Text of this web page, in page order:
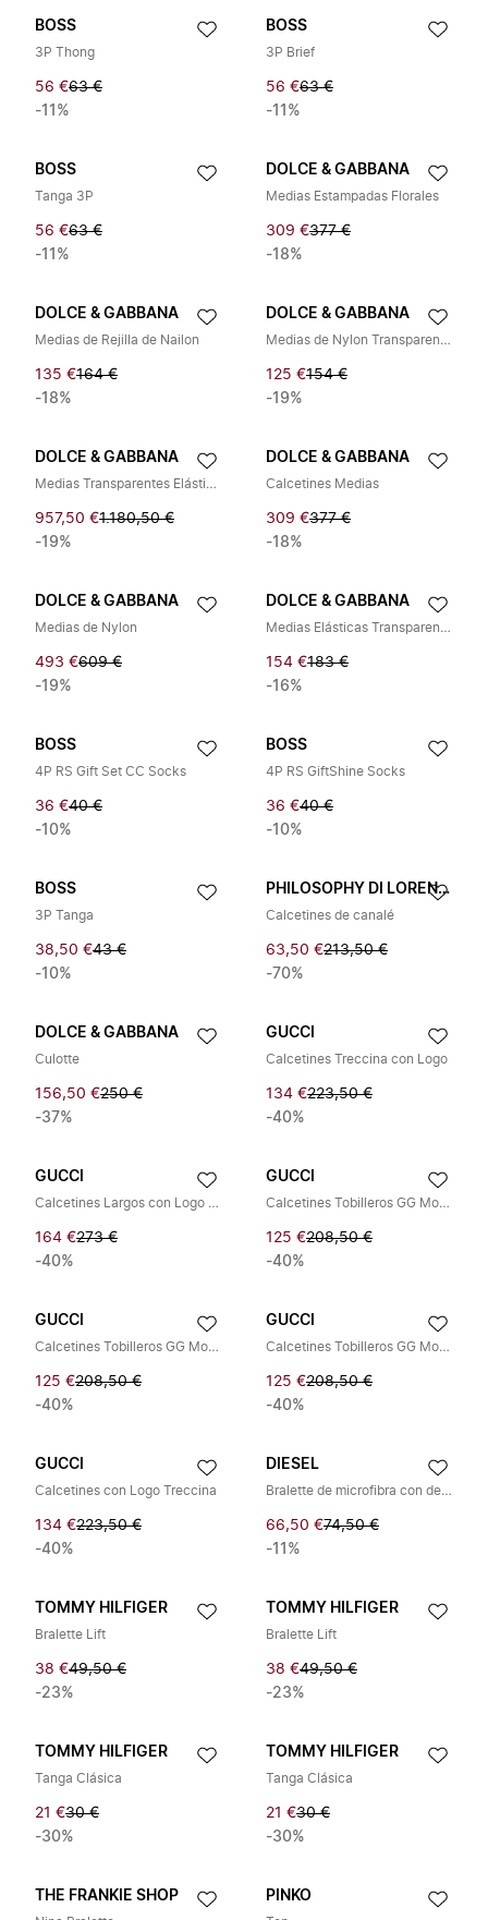
BOSS
3P Thong
56 €63 €
-11%
BOSS
3P Brief
56 €63 €
-11%
BOSS
Tanga 3P
56 €63 €
-11%
DOLCE & GABBANA
Medias Estampadas Florales
309 €377 €
-18%
DOLCE & GABBANA
Medias de Rejilla de Nailon
135 €164 €
-18%
DOLCE & GABBANA
Medias de Nylon Transparentes
125 €154 €
-19%
DOLCE & GABBANA
Medias Transparentes Elásticas
957,50 €1.180,50 €
-19%
DOLCE & GABBANA
Calcetines Medias
309 €377 €
-18%
DOLCE & GABBANA
Medias de Nylon
493 €609 €
-19%
DOLCE & GABBANA
Medias Elásticas Transparentes
154 €183 €
-16%
BOSS
4P RS Gift Set CC Socks
36 €40 €
-10%
BOSS
4P RS GiftShine Socks
36 €40 €
-10%
BOSS
3P Tanga
38,50 €43 €
-10%
PHILOSOPHY DI LORENZO SERAFINI
Calcetines de canalé
63,50 €213,50 €
-70%
DOLCE & GABBANA
Culotte
156,50 €250 €
-37%
GUCCI
Calcetines Treccina con Logo
134 €223,50 €
-40%
GUCCI
Calcetines Largos con Logo GG
164 €273 €
-40%
GUCCI
Calcetines Tobilleros GG Monogram de Cachemira
125 €208,50 €
-40%
GUCCI
Calcetines Tobilleros GG Monogram de Cachemira
125 €208,50 €
-40%
GUCCI
Calcetines Tobilleros GG Monogram de Cachemira
125 €208,50 €
-40%
GUCCI
Calcetines con Logo Treccina
134 €223,50 €
-40%
DIESEL
Bralette de microfibra con detalle Oval D
66,50 €74,50 €
-11%
TOMMY HILFIGER
Bralette Lift
38 €49,50 €
-23%
TOMMY HILFIGER
Bralette Lift
38 €49,50 €
-23%
TOMMY HILFIGER
Tanga Clásica
21 €30 €
-30%
TOMMY HILFIGER
Tanga Clásica
21 €30 €
-30%
THE FRANKIE SHOP PINKO